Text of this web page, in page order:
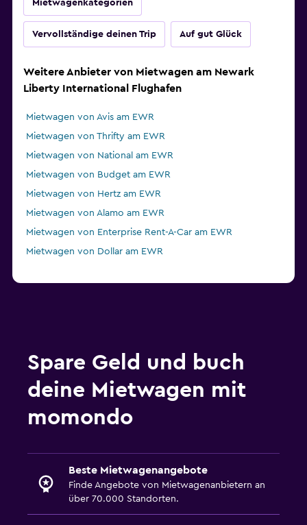
Mietwagenkategorien
Vervollständige deinen Trip Auf gut Glück
Weitere Anbieter von Mietwagen am Newark
Liberty International Flughafen
Mietwagen von Avis am EWR
Mietwagen von Thrifty am EWR
Mietwagen von National am EWR
Mietwagen von Budget am EWR
Mietwagen von Hertz am EWR
Mietwagen von Alamo am EWR
Mietwagen von Enterprise Rent-A-Car am EWR
Mietwagen von Dollar am EWR
Spare Geld und buch
deine Mietwagen mit
momondo
Beste Mietwagenangebote
Finde Angebote von Mietwagenanbietern an
über 70.000 Standorten.